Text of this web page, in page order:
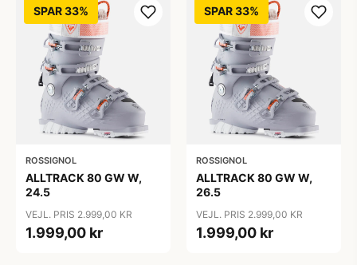
SPAR 33%
ROSSIGNOL
ALLTRACK 80 GW W,
24.5
VEJL. PRIS 2.999,00 KR
1.999,00 kr
SPAR 33%
ROSSIGNOL
ALLTRACK 80 GW W,
26.5
VEJL. PRIS 2.999,00 KR
1.999,00 kr